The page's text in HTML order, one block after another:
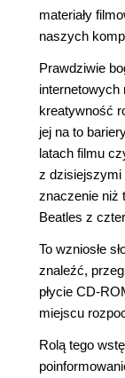
materiały
naszych
Prawdziwie
internetowych
kreatywność
jej na to
latach filmu
z dzisiejszymi
znaczenie niż
Beatles z
To wzniosłe
znaleźć,
płycie CD-
miejscu
Rolą tego